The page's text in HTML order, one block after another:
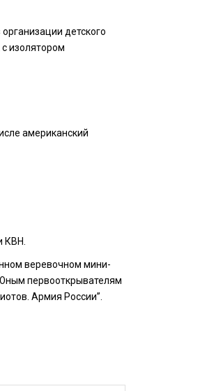
детского
изолятором
американский
КВН.
веревочном мини-
Юным первооткрывателям
Армия России”.